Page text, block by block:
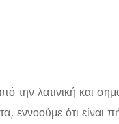
την λατινική και
εννοούμε ότι είναι